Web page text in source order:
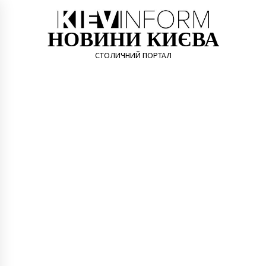
НОВИНИ КИЄВА
СТОЛИЧНИЙ ПОРТАЛ